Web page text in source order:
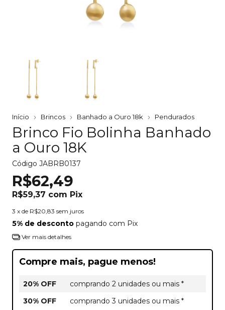
Início Brincos Banhado a Ouro 18k Pendurados
Brinco Fio Bolinha Banhado
a Ouro 18K
Código JABRB0137
R$62,49
R$59,37 com Pix
3 x de R$20,83 sem juros
5% de desconto pagando com Pix
Ver mais detalhes
Compre mais, pague menos!
20% OFF
comprando 2 unidades ou mais *
30% OFF
comprando 3 unidades ou mais *